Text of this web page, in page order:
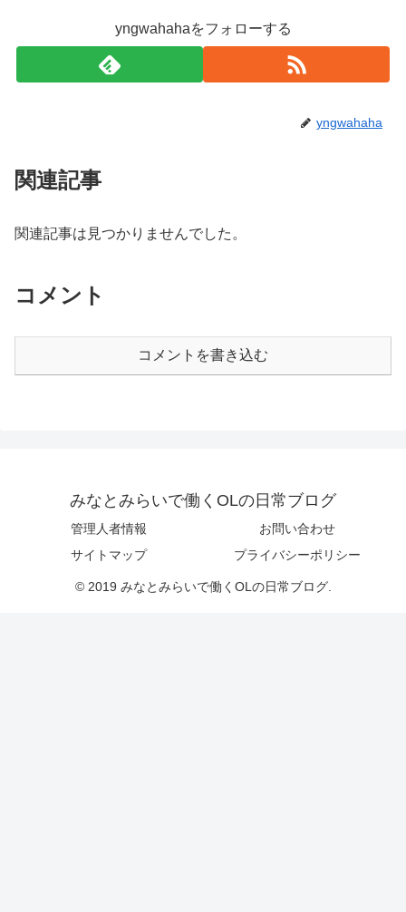
yngwahahaをフォローする
yngwahaha
関連記事
関連記事は見つかりませんでした。
コメント
コメントを書き込む
みなとみらいで働くOLの日常ブログ
管理人者情報
お問い合わせ
サイトマップ
プライバシーポリシー
© 2019 みなとみらいで働くOLの日常ブログ.